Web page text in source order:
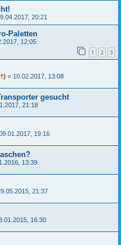
20:21
Paletten
12:05
1 2 3
« 10.02.2017, 13:08
gesucht
21:18
19:16
13:39
21:37
16:30